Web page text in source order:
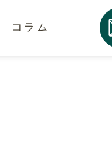
コラム